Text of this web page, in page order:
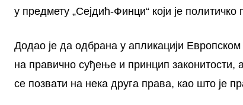
у предмету „Сејдић-Финци“ који је политичко
Додао је да одбрана у апликацији
на правично суђење и принцип законитости,
се позвати на нека друга права, као што